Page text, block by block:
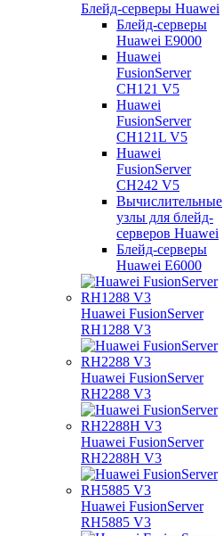
Блейд-серверы Huawei
Блейд-серверы
Huawei E9000
Huawei
FusionServer
CH121 V5
Huawei
FusionServer
CH121L V5
Huawei
FusionServer
CH242 V5
Вычислительные
узлы для блейд-
серверов Huawei
Блейд-серверы
Huawei E6000
Huawei FusionServer
RH1288 V3
Huawei FusionServer
RH2288 V3
Huawei FusionServer
RH2288H V3
Huawei FusionServer
RH5885 V3